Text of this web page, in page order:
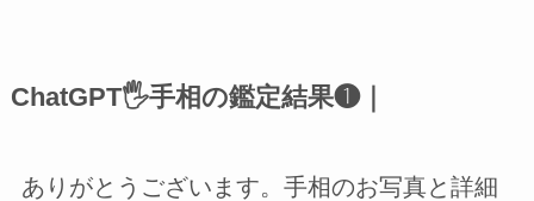
ChatGPT🖐手相の鑑定結果❶｜
ありがとうございます。手相のお写真と詳細